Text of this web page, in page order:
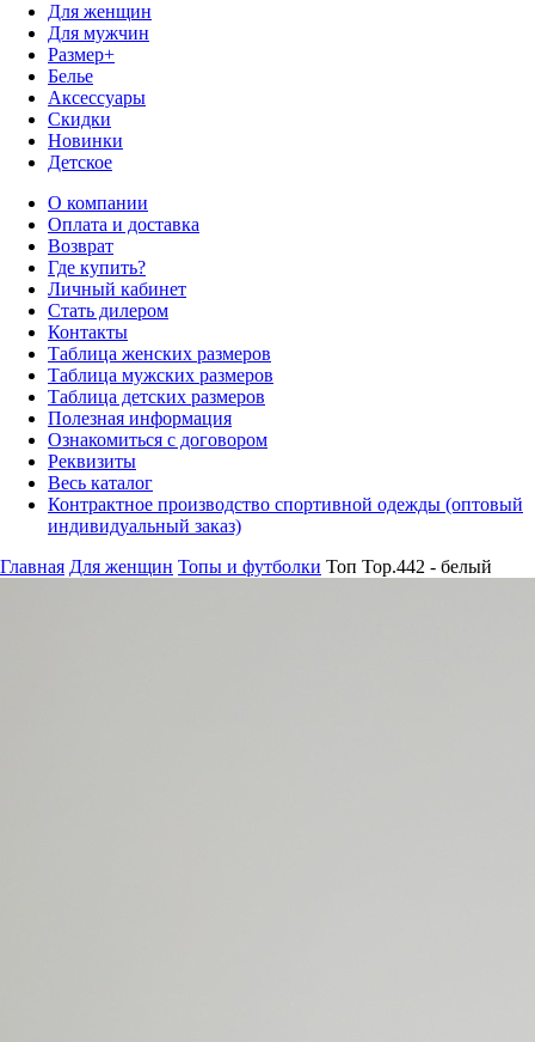
Для женщин
Для мужчин
Размер+
Белье
Аксессуары
Скидки
Новинки
Детское
О компании
Оплата и доставка
Возврат
Где купить?
Личный кабинет
Стать дилером
Контакты
Таблица женских размеров
Таблица мужских размеров
Таблица детских размеров
Полезная информация
Ознакомиться с договором
Реквизиты
Весь каталог
Контрактное производство спортивной одежды (оптовый
индивидуальный заказ)
Главная Для женщин Топы и футболки Топ Top.442 - белый